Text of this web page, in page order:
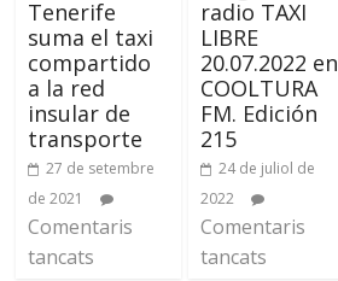
Tenerife
suma el taxi
compartido
a la red
insular de
transporte
27 de setembre
de 2021
Comentaris
tancats
radio TAXI
LIBRE
20.07.2022 en
COOLTURA
FM. Edición
215
24 de juliol de
2022
Comentaris
tancats